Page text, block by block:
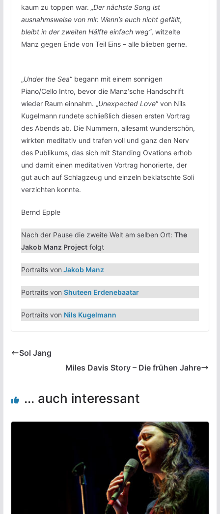
kaum zu toppen war. „Der nächste Song ist
ausnahmsweise von mir. Wenn’s euch nicht gefällt,
bleibt in der zweiten Hälfte einfach weg“, witzelte
Manz gegen Ende von Teil Eins – alle blieben gerne.
„Under the Sea“ begann mit einem sonnigen
Piano/Cello Intro, bevor die Manz‘sche Handschrift
wieder Raum einnahm. „Unexpected Love“ von Nils
Kugelmann rundete schließlich diesen ersten Vortrag
des Abends ab. Die Nummern, allesamt wunderschön,
wirkten meditativ und trafen voll und ganz den Nerv
des Publikums, das sich mit Standing Ovations erhob
und damit einen meditativen Vortrag honorierte, der
gut auch auf Schlagzeug und einzeln beklatschte Soli
verzichten konnte.
Bernd Epple
Nach der Pause die zweite Welt am selben Ort: The
Jakob Manz Projectfolgt
Portraits von Jakob Manz
Portraits von Shuteen Erdenebaatar
Portraits von Nils Kugelmann
Sol Jang
Miles Davis Story – Die frühen Jahre
... auch interessant